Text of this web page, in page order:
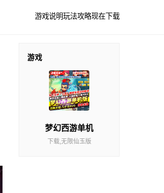
游戏说明玩法攻略现在下载
游戏
梦幻西游单机
下载,无限仙玉版